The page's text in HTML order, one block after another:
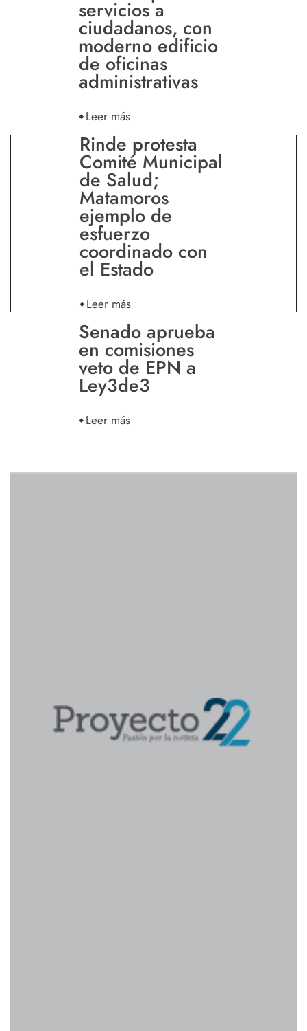
servicios a
ciudadanos, con
moderno edificio
de oficinas
administrativas
Leer más
Rinde protesta
Comité Municipal
de Salud;
Matamoros
ejemplo de
esfuerzo
coordinado con
el Estado
Leer más
Senado aprueba
en comisiones
veto de EPN a
Ley3de3
Leer más